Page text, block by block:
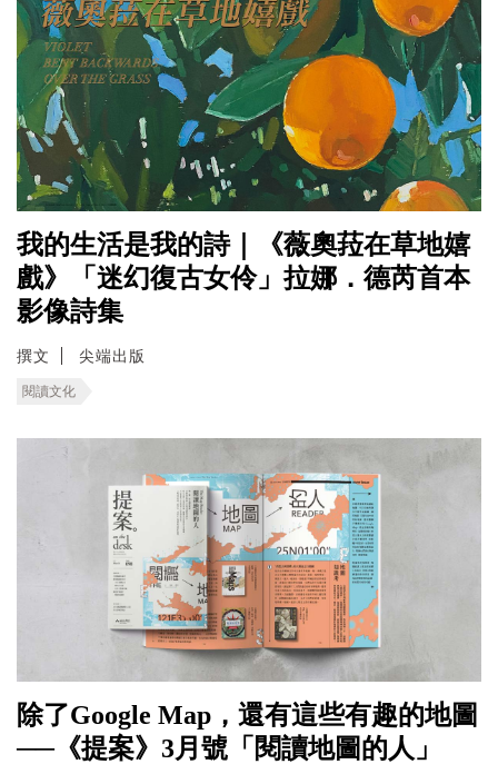
我的生活是我的詩｜《薇奧菈在草地嬉
戲》「迷幻復古女伶」拉娜．德芮首本
影像詩集
撰文 尖端出版
閱讀文化
除了Google Map，還有這些有趣的地圖
──《提案》3月號「閱讀地圖的人」